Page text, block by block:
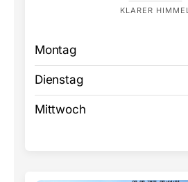
KLARER HIMMEL
Montag
Dienstag
Mittwoch